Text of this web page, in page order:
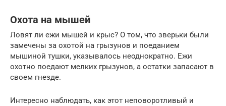
Охота на мышей
Ловят ли ежи мышей и крыс? О том, что зверьки были
замечены за охотой на грызунов и поеданием
мышиной тушки, указывалось неоднократно. Ежи
охотно поедают мелких грызунов, а остатки запасают в
своем гнезде.
Интересно наблюдать, как этот неповоротливый и